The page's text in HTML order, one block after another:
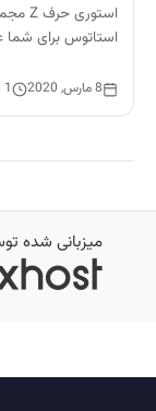
استاتوس برای شما
8 مارس, 2020 1 دقیقه مطالعه
میزبانی شده